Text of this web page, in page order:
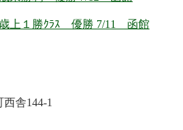
上１勝ｸﾗｽ 優勝 7/11 函館
舎144-1